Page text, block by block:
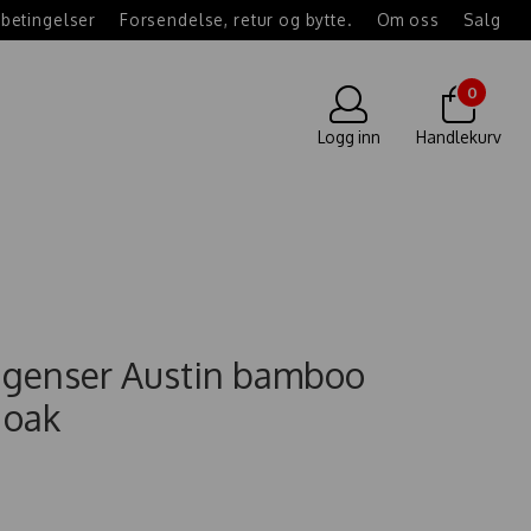
Forsendelse, retur og bytte. Om oss Salg
Logg inn
0
Handlekurv
Austin bamboo